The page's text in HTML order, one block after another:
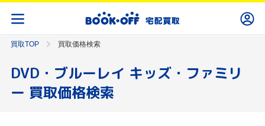
買取TOP 買取価格検索
DVD・ブルーレイ キッズ・ファミリ
ー 買取価格検索